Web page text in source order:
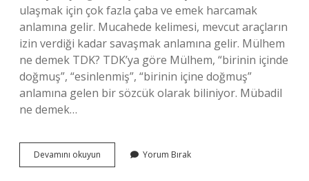
ulaşmak için çok fazla çaba ve emek harcamak
anlamına gelir. Mucahede kelimesi, mevcut araçların
izin verdiği kadar savaşmak anlamına gelir. Mülhem
ne demek TDK? TDK’ya göre Mülhem, “birinin içinde
doğmuş”, “esinlenmiş”, “birinin içine doğmuş”
anlamına gelen bir sözcük olarak biliniyor. Mübadil
ne demek…
Devamını okuyun Mükaddes
Ne
Yorum Bırak